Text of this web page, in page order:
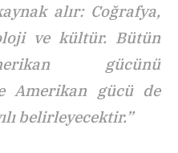
alır: Coğrafya,
ve kültür. Bütün
gücünü
Amerikan gücü de
belirleyecektir.”